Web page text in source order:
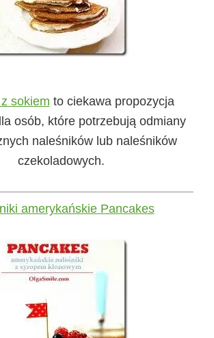
sokiem to ciekawa propozycja
osób, które potrzebują odmiany
naleśników lub naleśników
czekoladowych.
amerykańskie Pancakes